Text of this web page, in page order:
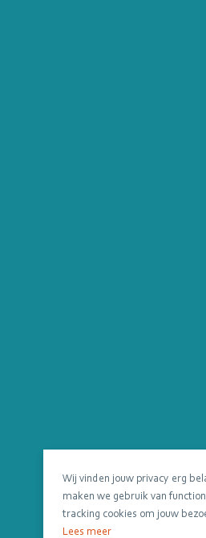
Wij vinden jouw privacy erg
maken we gebruik van
tracking cookies om jouw
Lees meer